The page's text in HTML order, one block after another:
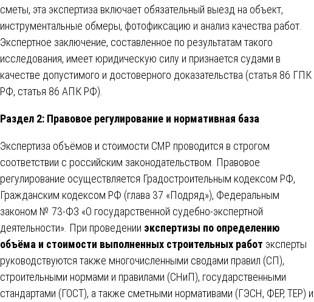
сметы, эта экспертиза включает обязательный выезд на объект,
инструментальные обмеры, фотофиксацию и анализ качества работ.
Экспертное заключение, составленное по результатам такого
исследования, имеет юридическую силу и признается судами в
качестве допустимого и достоверного доказательства (статья 86 ГПК
РФ, статья 86 АПК РФ).
Раздел 2: Правовое регулирование и нормативная база
Экспертиза объёмов и стоимости СМР проводится в строгом
соответствии с российским законодательством. Правовое
регулирование осуществляется Градостроительным кодексом РФ,
Гражданским кодексом РФ (глава 37 «Подряд»), Федеральным
законом № 73-ФЗ «О государственной судебно-экспертной
деятельности». При проведении экспертизы по определению
объёма и стоимости выполненных строительных работ эксперты
руководствуются также многочисленными сводами правил (СП),
строительными нормами и правилами (СНиП), государственными
стандартами (ГОСТ), а также сметными нормативами (ГЭСН, ФЕР, ТЕР) и